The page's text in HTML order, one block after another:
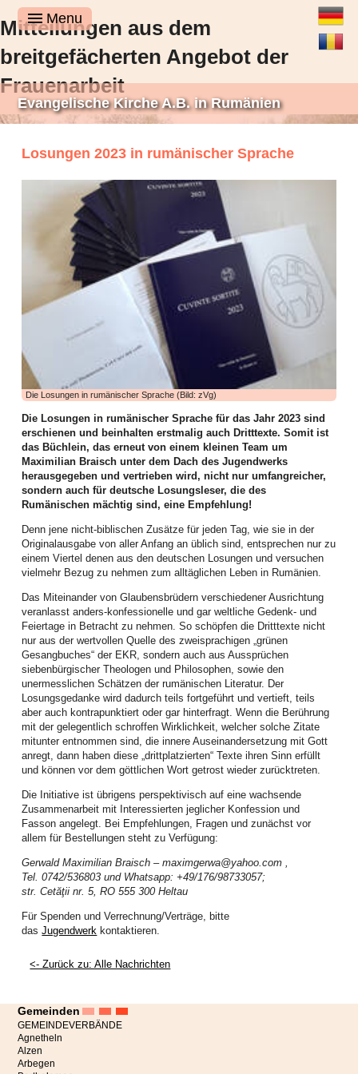
Mitteilungen aus dem
breitgefächerten Angebot der
Frauenarbeit
Was Frauen gemacht haben, während es in der kirchlichen Presse still
gewesen ist, denn still ist es sicherlich nicht gewesen. Die Frauen
haben tatkräftig angepackt und vieles bewegt. Die Bilanz des ersten
Halbjahres lässt sich auf jeden Fall sehen, wie dies die zahlreichen
Aktivitäten dokumentieren.
Die Frauenarbeit begann mit einem aufgabenreichen Auftakt das neue Jahr:
Am zweiten Arbeitswochenende im Januar kamen Frauen aus allen Bezirken
zur Vorbereitung des WGT 2026 im Elimheim in Michelsberg zusammen. Sie
folgten der Einladung des Organisatorinnenteams, um Nigeria und seine
Einwohner kennenzulernen, den Bibeltext aus Matthäus 11,28-30 zu
vertiefen, die Lieder einzuüben und den Gottesdienst nach der Ordnung der
nigerianischen Frauen zu feiern, um gerüstet und informiert in ihre
Gemeinden zurückzukehren.
Höhepunkt dieser Landesweiten Werkstatt für WGT-Multiplikatorinnen war ein
Zoom-Gespräch mit Priester Emeka Emeakaroha, der sich zu dem Zeitpunkt
in Ihitte befand und sein soziales Projekt in Wort und Bild vorstellte. Die
Teilnehmerinnen waren zutiefst beeindruckt. Für dieses Krankenhaus, bei
dem über 70.000 Menschen aus der Region medizinische Verpflegung
erhalten, und die Schule, wo über 900 Kindern Zugang zu Bildung geboten
wird, ist dann auch die Kollekte des WGT in unserer Landeskirche
eingehoben worden.
Im Februar boten Frauen einen Entspannungsnachmittag an: der Einladung
der Mitarbeiterinnen der Frauenarbeit folgten Mitte Februar viel mehr Frauen
als erwartet. Juliane Topârcean (Hermannstadt) stellte zwei Methoden vor:
PME (progressive Muskelentspannung nach Jacobsen) und Qigong. Die
überwältigende Resonanz und die vielen Rückmeldungen interessierter
Frauen sprengte den geplanten Rahmen.
So musste kurzfristig vom Terrassensaal der EAS in den Großen Saal der
EAS umdisponiert und die Anmeldeliste frühzeitig geschlossen werden. Die
gute Stimmung und der wirksame Effekt der vorgestellten Methoden weckte
in den Teilnehmerinnen den Wunsch nach mindestens einem
Nachfolgetreffen noch in diesem Jahr.
Frauen setzten sich aktiv für den Weltgebetstag ein: Der Monat Februar war
von vielen Vorbereitungen geprägt. Studientage und Informationsnachmittage
wurden organisiert, die Lieder in Chorproben, Kindergottesdiensten und
Jungschartreffen eingeübt, der Bibeltext an Gemeindenachmittagen und in
Bibelkreisen vertieft.
Frauen luden im März ein: Kommt, feiert mit uns den Weltgebetstag.
„Kommt! Bringt eure Last.“ - dieser Einladung des Weltgebetstags, der von
Gemeindeglieder und ökumenische Gäste aus 50 verschiedenen
Angestellten des LK feierten in diesem Jahr im Festsaal des Bischofshauses
mit. 63 Kinder nahmen an den fünf angebotenen Kindergottesdiensten teil,
zudem wurde in der Kunstschule in Hermannstadt auch mit Schülern gefeiert.
Das soziale Projekt beeindruckte alle, die gesamte Spendensumme stellt
eine Rekordkollekte dar. Der Weltgebetstag ist ein Höhepunkt im
Evangelische Kirche A.B. in Rumänien
Losungen 2023 in rumänischer Sprache
Die Losungen in rumänischer Sprache (Bild: zVg)
Die Losungen in rumänischer Sprache für das Jahr 2023 sind
erschienen und beinhalten erstmalig auch Dritttexte. Somit ist
das Büchlein, das erneut von einem kleinen Team um
Maximilian Braisch unter dem Dach des Jugendwerks
herausgegeben und vertrieben wird, nicht nur umfangreicher,
sondern auch für deutsche Losungsleser, die des
Rumänischen mächtig sind, eine Empfehlung!
Denn jene nicht-biblischen Zusätze für jeden Tag, wie sie in der
Originalausgabe von aller Anfang an üblich sind, entsprechen nur zu
einem Viertel denen aus den deutschen Losungen und versuchen
vielmehr Bezug zu nehmen zum alltäglichen Leben in Rumänien.
Das Miteinander von Glaubensbrüdern verschiedener Ausrichtung
veranlasst anders-konfessionelle und gar weltliche Gedenk- und
Feiertage in Betracht zu nehmen. So schöpfen die Dritttexte nicht
nur aus der wertvollen Quelle des zweisprachigen „grünen
Gesangbuches“ der EKR, sondern auch aus Aussprüchen
siebenbürgischer Theologen und Philosophen, sowie den
unermesslichen Schätzen der rumänischen Literatur. Der
Losungsgedanke wird dadurch teils fortgeführt und vertieft, teils
aber auch kontrapunktiert oder gar hinterfragt. Wenn die Berührung
mit der gelegentlich schroffen Wirklichkeit, welcher solche Zitate
mitunter entnommen sind, die innere Auseinandersetzung mit Gott
anregt, dann haben diese „drittplatzierten“ Texte ihren Sinn erfüllt
und können vor dem göttlichen Wort getrost wieder zurücktreten.
Die Initiative ist übrigens perspektivisch auf eine wachsende
Zusammenarbeit mit Interessierten jeglicher Konfession und
Fasson angelegt. Bei Empfehlungen, Fragen und zunächst vor
allem für Bestellungen steht zu Verfügung:
Gerwald Maximilian Braisch – maximgerwa@yahoo.com ,
Tel. 0742/536803 und Whatsapp: +49/176/98733057;
str. Cetăţii nr. 5, RO 555 300 Heltau
Für Spenden und Verrechnung/Verträge, bitte
dasJugendwerk kontaktieren.
<- Zurück zu: Alle Nachrichten
Deutsch
Română
Gemeinden
GEMEINDEVERBÄNDE
Agnetheln
Alzen
Arbegen
Menu